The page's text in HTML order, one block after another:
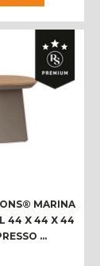
MARINA
44 X 44 X 44
…